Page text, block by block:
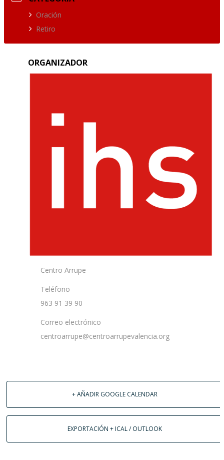
Oración
Retiro
ORGANIZADOR
Centro Arrupe
Teléfono
963 91 39 90
Correo electrónico
centroarrupe@centroarrupevalencia.org
+ AÑADIR GOOGLE CALENDAR
EXPORTACIÓN + ICAL / OUTLOOK